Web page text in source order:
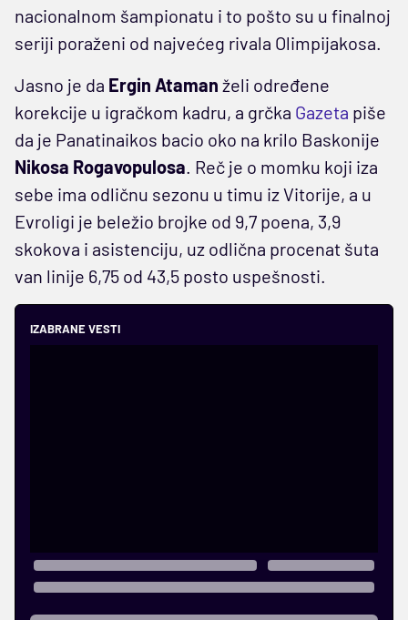
nacionalnom šampionatu i to pošto su u finalnoj
seriji poraženi od najvećeg rivala Olimpijakosa.
Jasno je da Ergin Ataman želi određene
korekcije u igračkom kadru, a grčka Gazeta piše
da je Panatinaikos bacio oko na krilo Baskonije
Nikosa Rogavopulosa. Reč je o momku koji iza
sebe ima odličnu sezonu u timu iz Vitorije, a u
Evroligi je beležio brojke od 9,7 poena, 3,9
skokova i asistenciju, uz odlična procenat šuta
van linije 6,75 od 43,5 posto uspešnosti.
IZABRANE VESTI